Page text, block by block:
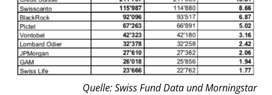
Quelle: Swiss Fund Data und Morningstar